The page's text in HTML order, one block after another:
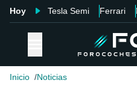
Hoy Tesla Semi Ferrari
Inicio Noticias